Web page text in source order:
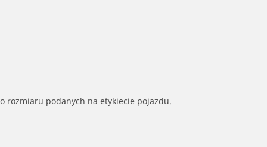
rozmiaru podanych na etykiecie pojazdu.